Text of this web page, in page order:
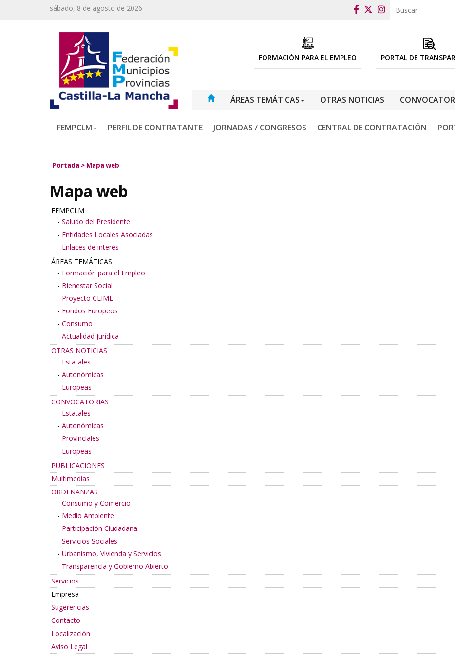
sábado, 8 de agosto de 2026
PORTAL DE
FORMACIÓN PARA EL EMPLEO
ÁREAS TEMÁTICAS OTRAS NOTICIAS
FEMPCLM PERFIL DE CONTRATANTE JORNADAS / CONGRESOS CENTRAL DE CONTRATACIÓN
Portada > Mapa web
Mapa web
FEMPCLM
Saludo del Presidente
Entidades Locales Asociadas
Enlaces de interés
ÁREAS TEMÁTICAS
Formación para el Empleo
Bienestar Social
Proyecto CLIME
Fondos Europeos
Consumo
Actualidad Jurídica
OTRAS NOTICIAS
Estatales
Autonómicas
Europeas
CONVOCATORIAS
Estatales
Autonómicas
Provinciales
Europeas
PUBLICACIONES
Multimedias
ORDENANZAS
Consumo y Comercio
Medio Ambiente
Participación Ciudadana
Servicios Sociales
Urbanismo, Vivienda y Servicios
Transparencia y Gobierno Abierto
Servicios
Empresa
Sugerencias
Contacto
Localización
Aviso Legal